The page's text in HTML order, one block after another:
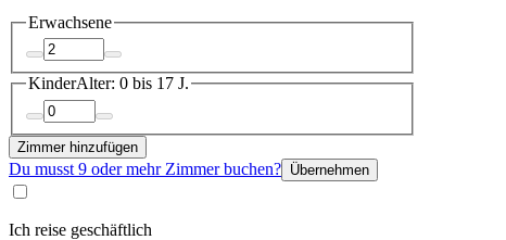
Erwachsene
KinderAlter: 0 bis 17 J.
Zimmer hinzufügen
Du musst 9 oder mehr Zimmer buchen? Übernehmen
Ich reise geschäftlich